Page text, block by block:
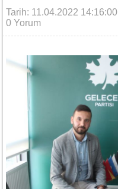
Tarih: 11.04.2022 14:16:00
0 Yorum